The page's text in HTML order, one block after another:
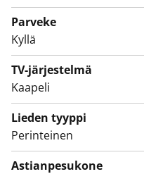
Talon pihapiirissä on
myös vuokrattavaa
Kiinnostuitko? Tulehan
päälle!
Parveke
Kyllä
TV-järjestelmä
Kaapeli
Lieden tyyppi
Perinteinen
Astianpesukone